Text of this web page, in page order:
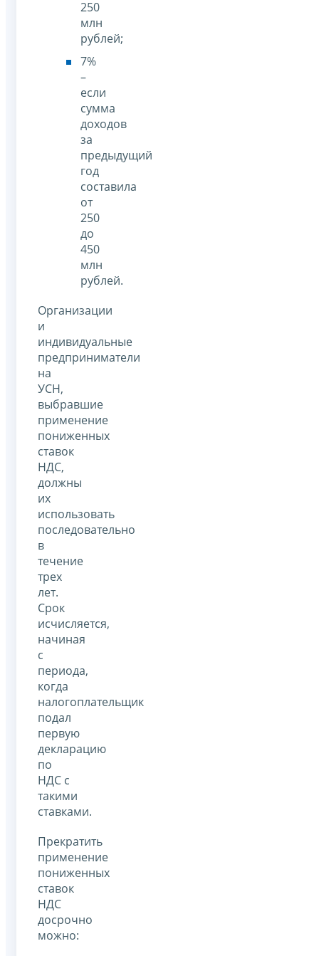
250
млн
рублей;
7%
–
если
сумма
доходов
за
предыдущий
год
составила
от
250
до
450
млн
рублей.
Организации
и
индивидуальные
предприниматели
на
УСН,
выбравшие
применение
пониженных
ставок
НДС,
должны
их
использовать
последовательно
в
течение
трех
лет.
Срок
исчисляется,
начиная
с
периода,
когда
налогоплательщик
подал
первую
декларацию
по
НДС с
такими
ставками.
Прекратить
применение
пониженных
ставок
НДС
досрочно
можно: